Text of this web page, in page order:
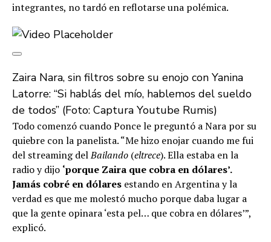
integrantes, no tardó en reflotarse una polémica.
Zaira Nara, sin filtros sobre su enojo con Yanina
Latorre: “Si hablás del mío, hablemos del sueldo
de todos” (Foto: Captura Youtube Rumis)
Todo comenzó cuando Ponce le preguntó a Nara por su
quiebre con la panelista. “Me hizo enojar cuando me fui
del streaming delBailando (eltrece). Ella estaba en la
radio y dijo ‘porque Zaira que cobra en dólares’.
Jamás cobré en dólares estando en Argentina y la
verdad es que me molestó mucho porque daba lugar a
que la gente opinara ‘esta pel… que cobra en dólares’”,
explicó.